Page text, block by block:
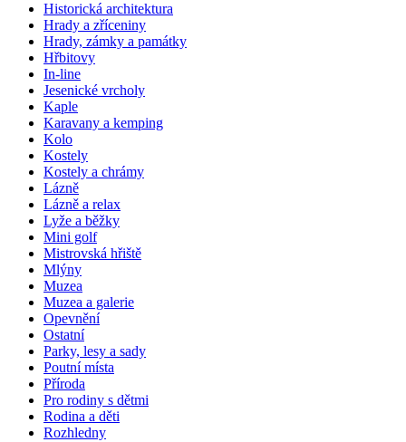
Historická architektura
Hrady a zříceniny
Hrady, zámky a památky
Hřbitovy
In-line
Jesenické vrcholy
Kaple
Karavany a kemping
Kolo
Kostely
Kostely a chrámy
Lázně
Lázně a relax
Lyže a běžky
Mini golf
Mistrovská hřiště
Mlýny
Muzea
Muzea a galerie
Opevnění
Ostatní
Parky, lesy a sady
Poutní místa
Příroda
Pro rodiny s dětmi
Rodina a děti
Rozhledny